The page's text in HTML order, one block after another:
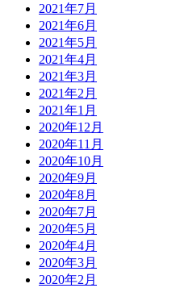
2021年7月
2021年6月
2021年5月
2021年4月
2021年3月
2021年2月
2021年1月
2020年12月
2020年11月
2020年10月
2020年9月
2020年8月
2020年7月
2020年5月
2020年4月
2020年3月
2020年2月